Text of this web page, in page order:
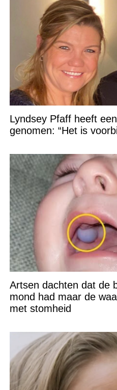
Lyndsey Pfaff heeft
genomen: “Het is
Artsen dachten dat de
mond had maar de
met stomheid